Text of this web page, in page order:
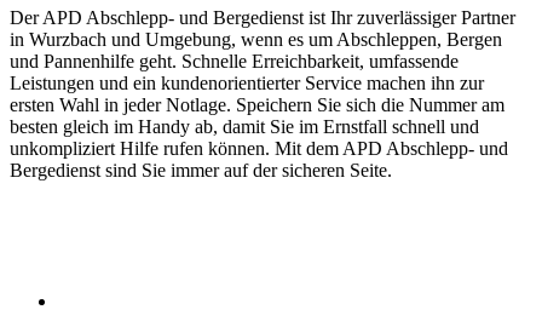
Der APD Abschlepp- und Bergedienst ist Ihr zuverlässiger Partner
in Wurzbach und Umgebung, wenn es um Abschleppen, Bergen
und Pannenhilfe geht. Schnelle Erreichbarkeit, umfassende
Leistungen und ein kundenorientierter Service machen ihn zur
ersten Wahl in jeder Notlage. Speichern Sie sich die Nummer am
besten gleich im Handy ab, damit Sie im Ernstfall schnell und
unkompliziert Hilfe rufen können. Mit dem APD Abschlepp- und
Bergedienst sind Sie immer auf der sicheren Seite.